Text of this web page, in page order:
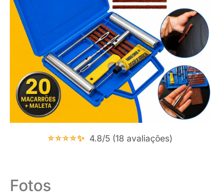
⭐⭐⭐⭐✨ 4.8/5 (18 avaliações)
Fotos